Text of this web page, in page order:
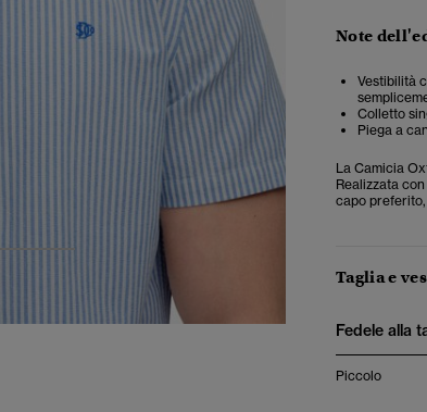
Note
Vestibilità
Colletto
Piega a
La Camicia
Realizzata
capo
Taglia e
Fedele alla
Piccolo